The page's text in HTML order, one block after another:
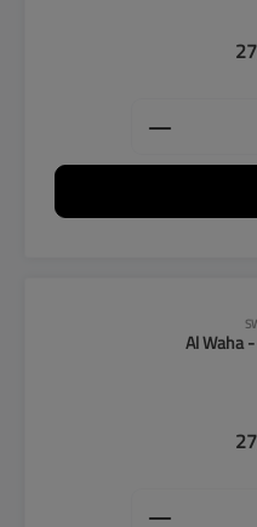
Produkt
Al Waha
Produkt